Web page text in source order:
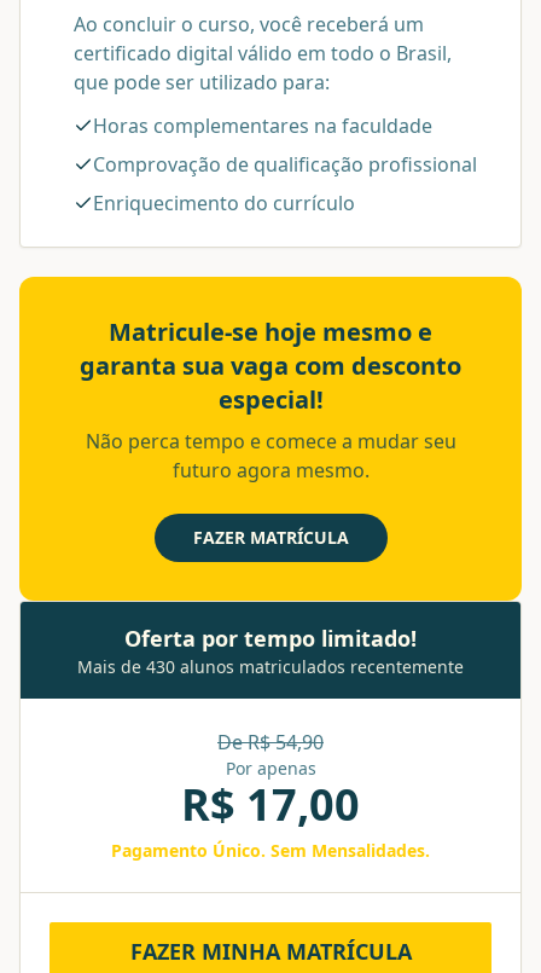
Ao concluir o curso, você receberá um
certificado digital válido em todo o Brasil,
que pode ser utilizado para:
Horas complementares na faculdade
Comprovação de qualificação profissional
Enriquecimento do currículo
Matricule-se hoje mesmo e
garanta sua vaga com desconto
especial!
Não perca tempo e comece a mudar seu
futuro agora mesmo.
FAZER MATRÍCULA
Oferta por tempo limitado!
Mais de 430 alunos matriculados recentemente
De R$54,90
Por apenas
R$ 17,00
Pagamento Único. Sem Mensalidades.
FAZER MINHA MATRÍCULA